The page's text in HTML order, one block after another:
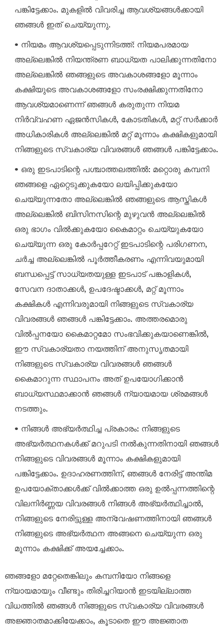
പങ്കിട്ടേക്കാം. മുകളിൽ വിവരിച്ച ആവശ്യങ്ങൾക്കായി
ഞങ്ങൾ ഇത് ചെയ്യുന്നു.
• നിയമം ആവശ്യപ്പെടുന്നിടത്ത്: നിയമപരമായ
അല്ലെങ്കിൽ നിയന്ത്രണ ബാധ്യത പാലിക്കുന്നതിനോ
അല്ലെങ്കിൽ ഞങ്ങളുടെ അവകാശങ്ങളോ മൂന്നാം
കക്ഷിയുടെ അവകാശങ്ങളോ സംരക്ഷിക്കുന്നതിനോ
ആവശ്യമാണെന്ന് ഞങ്ങൾ കരുതുന്ന നിയമ
നിർവ്വഹണ ഏജൻസികൾ, കോടതികൾ, മറ്റ് സർക്കാർ
അധികാരികൾ അല്ലെങ്കിൽ മറ്റ് മൂന്നാം കക്ഷികളുമായി
നിങ്ങളുടെ സ്വകാര്യ വിവരങ്ങൾ ഞങ്ങൾ പങ്കിട്ടേക്കാം.
• ഒരു ഇടപാടിന്റെ പശ്ചാത്തലത്തിൽ: മറ്റൊരു കമ്പനി
ഞങ്ങളെ ഏറ്റെടുക്കുകയോ ലയിപ്പിക്കുകയോ
ചെയ്യുന്നതോ അല്ലെങ്കിൽ ഞങ്ങളുടെ ആസ്തികൾ
അല്ലെങ്കിൽ ബിസിനസിന്റെ മുഴുവൻ അല്ലെങ്കിൽ
ഒരു ഭാഗം വിൽക്കുകയോ കൈമാറ്റം ചെയ്യുകയോ
ചെയ്യുന്ന ഒരു കോർപ്പറേറ്റ് ഇടപാടിന്റെ പരിഗണന,
ചർച്ച അല്ലെങ്കിൽ പൂർത്തീകരണം എന്നിവയുമായി
ബന്ധപ്പെട്ട് സാധ്യതയുള്ള ഇടപാട് പങ്കാളികൾ,
സേവന ദാതാക്കൾ, ഉപദേഷ്ടാക്കൾ, മറ്റ് മൂന്നാം
കക്ഷികൾ എന്നിവരുമായി നിങ്ങളുടെ സ്വകാര്യ
വിവരങ്ങൾ ഞങ്ങൾ പങ്കിട്ടേക്കാം. അത്തരമൊരു
വിൽപ്പനയോ കൈമാറ്റമോ സംഭവിക്കുകയാണെങ്കിൽ,
ഈ സ്വകാര്യതാ നയത്തിന് അനുസൃതമായി
നിങ്ങളുടെ സ്വകാര്യ വിവരങ്ങൾ ഞങ്ങൾ
കൈമാറുന്ന സ്ഥാപനം അത് ഉപയോഗിക്കാൻ
ബാധ്യസ്ഥമാക്കാൻ ഞങ്ങൾ ന്യായമായ ശ്രമങ്ങൾ
നടത്തും.
• നിങ്ങൾ അഭ്യർത്ഥിച്ച പ്രകാരം: നിങ്ങളുടെ
അഭ്യർത്ഥനകൾക്ക് മറുപടി നൽകുന്നതിനായി ഞങ്ങൾ
നിങ്ങളുടെ വിവരങ്ങൾ മൂന്നാം കക്ഷികളുമായി
പങ്കിട്ടേക്കാം. ഉദാഹരണത്തിന്, ഞങ്ങൾ നേരിട്ട് അന്തിമ
ഉപയോക്താക്കൾക്ക് വിൽക്കാത്ത ഒരു ഉൽപ്പന്നത്തിന്റെ
വിലനിർണ്ണയ വിവരങ്ങൾ നിങ്ങൾ അഭ്യർത്ഥിച്ചാൽ,
നിങ്ങളുടെ നേരിട്ടുള്ള അന്വേഷണത്തിനായി ഞങ്ങൾ
നിങ്ങളുടെ അഭ്യർത്ഥന അങ്ങനെ ചെയ്യുന്ന ഒരു
മൂന്നാം കക്ഷിക്ക് അയച്ചേക്കാം.
ഞങ്ങളോ മറ്റേതെങ്കിലും കമ്പനിയോ നിങ്ങളെ
ന്യായമായും വീണ്ടും തിരിച്ചറിയാൻ ഇടയില്ലാത്ത
വിധത്തിൽ ഞങ്ങൾ നിങ്ങളുടെ സ്വകാര്യ വിവരങ്ങൾ
അജ്ഞാതമാക്കിയേക്കാം, കൂടാതെ ഈ അജ്ഞാത